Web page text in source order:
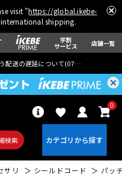
visit "https://global.ikebe-
shipping.
学割
サービス 店舗一覧
配送の遅延について(07月29日
検索
0
サリ シールドコード パッ